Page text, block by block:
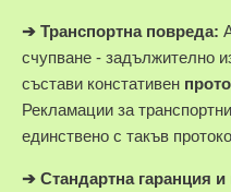
➔ Транспортна повреда:
счупване - задължително
състави констативен
Рекламации за
единствено с такъв
➔ Стандартна гаранция